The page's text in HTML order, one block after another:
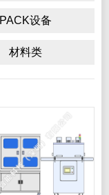
PACK设备
材料类